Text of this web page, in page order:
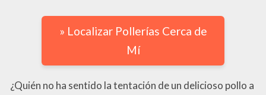
» Localizar Pollerías Cerca de
Mí
¿Quién no ha sentido la tentación de un delicioso pollo a